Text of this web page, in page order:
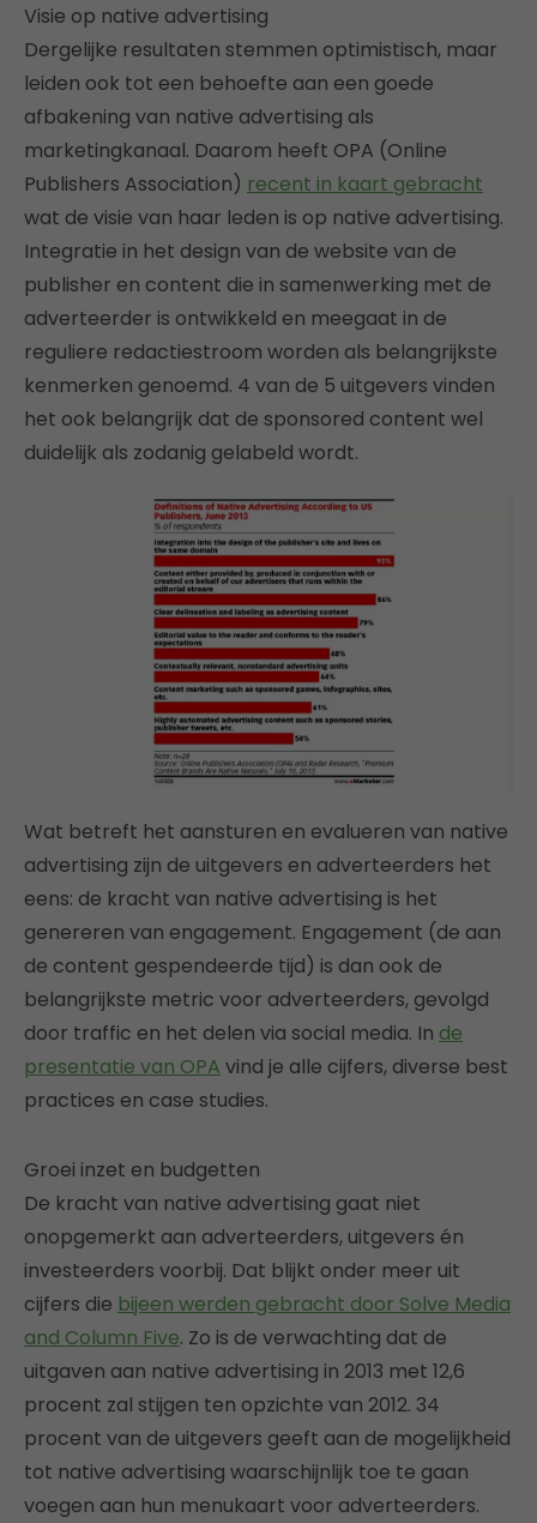
Visie op native advertising
Dergelijke resultaten stemmen optimistisch, maar
leiden ook tot een behoefte aan een goede
afbakening van native advertising als
marketingkanaal. Daarom heeft OPA (Online
Publishers Association) recent in kaart gebracht
wat de visie van haar leden is op native advertising.
Integratie in het design van de website van de
publisher en content die in samenwerking met de
adverteerder is ontwikkeld en meegaat in de
reguliere redactiestroom worden als belangrijkste
kenmerken genoemd. 4 van de 5 uitgevers vinden
het ook belangrijk dat de sponsored content wel
duidelijk als zodanig gelabeld wordt.
Wat betreft het aansturen en evalueren van native
advertising zijn de uitgevers en adverteerders het
eens: de kracht van native advertising is het
genereren van engagement. Engagement (de aan
de content gespendeerde tijd) is dan ook de
belangrijkste metric voor adverteerders, gevolgd
door traffic en het delen via social media. In de
presentatie van OPA vind je alle cijfers, diverse best
practices en case studies.
Groei inzet en budgetten
De kracht van native advertising gaat niet
onopgemerkt aan adverteerders, uitgevers én
investeerders voorbij. Dat blijkt onder meer uit
cijfers die bijeen werden gebracht door Solve Media
and Column Five. Zo is de verwachting dat de
uitgaven aan native advertising in 2013 met 12,6
procent zal stijgen ten opzichte van 2012. 34
procent van de uitgevers geeft aan de mogelijkheid
tot native advertising waarschijnlijk toe te gaan
voegen aan hun menukaart voor adverteerders.